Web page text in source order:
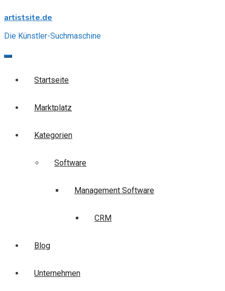
to
artistsite.de
Die Künstler-Suchmaschine
Startseite
Marktplatz
Kategorien
Software
Management Software
CRM
Blog
Unternehmen